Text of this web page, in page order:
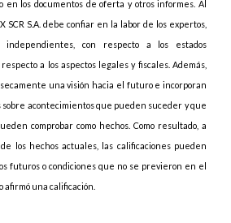
en los documentos de oferta y otros informes. Al
SCR S.A. debe confiar en la labor de los expertos,
independientes, con respecto a los estados
a los aspectos legales y fiscales. Además,
una visión hacia el futuro e incorporan
sobre acontecimientos que pueden suceder y que
comprobar como hechos. Como resultado, a
los hechos actuales, las calificaciones pueden
futuros o condiciones que no se previeron en el
afirmó una calificación.